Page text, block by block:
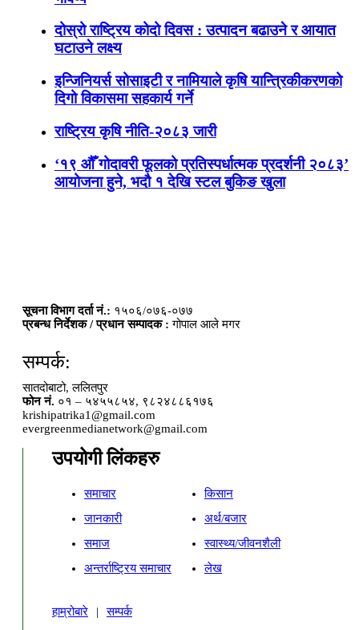
दोस्रो राष्ट्रिय कोदो दिवस : उत्पादन बढाउने र आयात
घटाउने लक्ष्य
इन्जिनियर्स सोसाइटी र नामियाले कृषि यान्त्रिकीकरणको
दिगो विकासमा सहकार्य गर्ने
राष्ट्रिय कृषि नीति-२०८३ जारी
‘१९ औँ गोदावरी फूलको प्रतिस्पर्धात्मक प्रदर्शनी २०८३’
आयोजना हुने, भदौ १ देखि स्टल बुकिङ खुला
सूचना विभाग दर्ता नं.: १५०६/०७६-०७७
प्रबन्ध निर्देशक / प्रधान सम्पादक : गोपाल आले मगर
सम्पर्क:
सातदोबाटो, ललितपुर
फोन नं. ०१ – ५४५५८५४, ९८२४८८६१७६
krishipatrika1@gmail.com
evergreenmedianetwork@gmail.com
उपयोगी लिंकहरु
समाचार
किसान
जानकारी
अर्थ/बजार
समाज
स्वास्थ्य/जीवनशैली
अन्तर्राष्ट्रिय समाचार
लेख
हाम्रोबारे |
सम्पर्क